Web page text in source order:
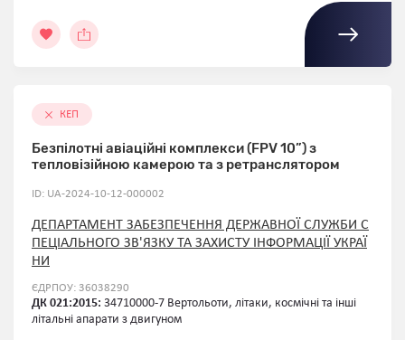
КЕП
Безпілотні авіаційні комплекси (FPV 10”) з
тепловізійною камерою та з ретранслятором
ID: UA-2024-10-12-000002
ДЕПАРТАМЕНТ ЗАБЕЗПЕЧЕННЯ ДЕРЖАВНОЇ СЛУЖБИ С
ПЕЦІАЛЬНОГО ЗВ'ЯЗКУ ТА ЗАХИСТУ ІНФОРМАЦІЇ УКРАЇ
НИ
ЄДРПОУ: 36038290
ДК 021:2015: 34710000-7 Вертольоти, літаки, космічні та інші
літальні апарати з двигуном